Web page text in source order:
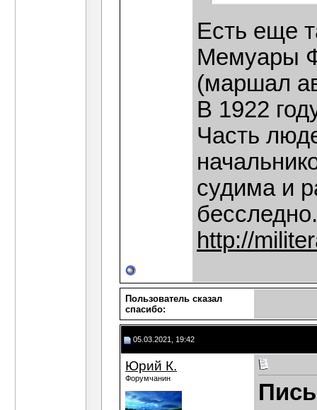
Есть еще
Мемуары
(маршал
В 1922
Часть
судима и
бесследно.
http://
Пользователь сказал
cпасибо:
05.03.2021, 19:42
Юрий К.
Форумчанин